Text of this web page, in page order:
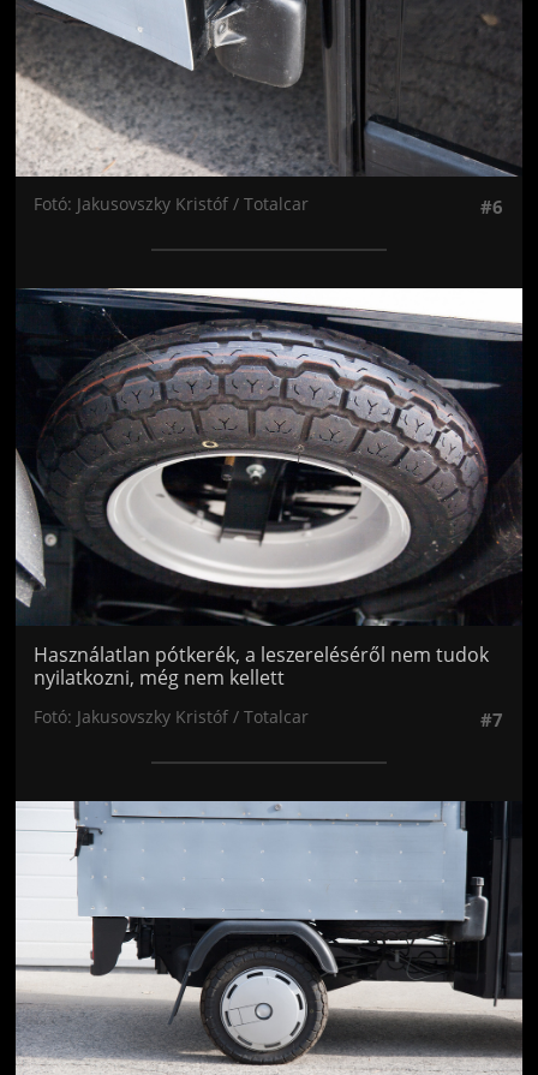
Fotó: Jakusovszky Kristóf / Totalcar #6
Jön még kép!
Használatlan pótkerék, a leszereléséről nem tudok
nyilatkozni, még nem kellett
Fotó: Jakusovszky Kristóf / Totalcar #7
Jön még kép!